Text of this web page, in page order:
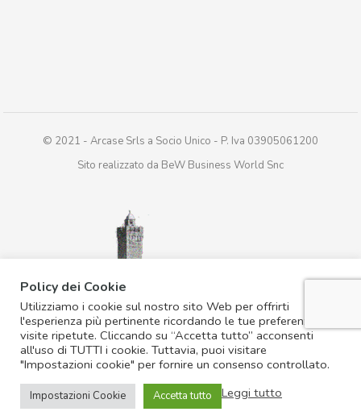
© 2021 - Arcase Srls a Socio Unico - P. Iva 03905061200
Sito realizzato da BeW Business World Snc
Policy dei Cookie
Utilizziamo i cookie sul nostro sito Web per offrirti
l'esperienza più pertinente ricordando le tue preferenze e le
visite ripetute. Cliccando su “Accetta tutto” acconsenti
all'uso di TUTTI i cookie. Tuttavia, puoi visitare
"Impostazioni cookie" per fornire un consenso controllato.
Impostazioni Cookie Accetta tutto Leggi tutto